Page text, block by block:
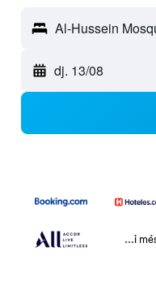
Al-Hussein
dj. 13/08
...i